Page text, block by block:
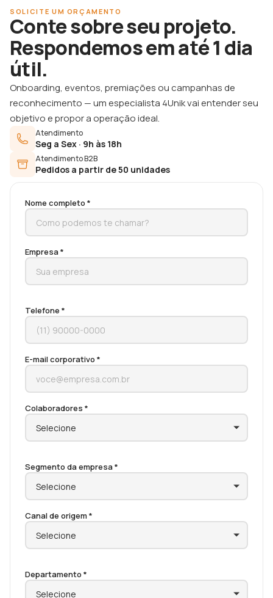
SOLICITE UM ORÇAMENTO
Conte sobre seu projeto.
Respondemos em até 1 dia
útil.
Onboarding, eventos, premiações ou campanhas de
reconhecimento — um especialista 4Unik vai entender seu
objetivo e propor a operação ideal.
Atendimento
Seg a Sex · 9h às 18h
Atendimento B2B
Pedidos a partir de 50 unidades
Nome completo *
Empresa *
Telefone *
E-mail corporativo *
Colaboradores *
Segmento da empresa *
Canal de origem *
Departamento *